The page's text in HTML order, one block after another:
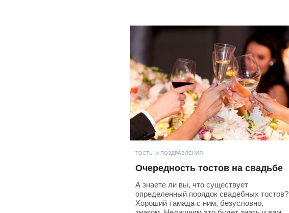
ТОСТЫ И ПОЗДРАВЛЕНИЯ
Очередность тостов на свадьбе
А знаете ли вы, что существует
определенный порядок свадебных тостов?
Хороший тамада с ним, безусловно,